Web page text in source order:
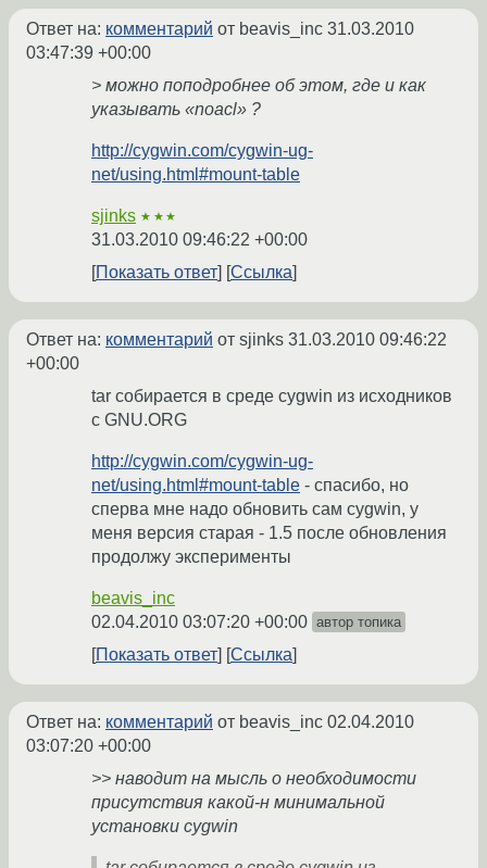
Ответ на: комментарий от beavis_inc 31.03.2010
03:47:39 +00:00
> можно поподробнее об этом, где и как
указывать «noacl» ?
http://cygwin.com/cygwin-ug-
net/using.html#mount-table
sjinks ★★★
31.03.2010 09:46:22 +00:00
Показать ответ
Ссылка
Ответ на: комментарий от sjinks 31.03.2010 09:46:22
+00:00
tar собирается в среде cygwin из исходников
с GNU.ORG
http://cygwin.com/cygwin-ug-
net/using.html#mount-table - спасибо, но
сперва мне надо обновить сам cygwin, у
меня версия старая - 1.5 после обновления
продолжу эксперименты
beavis_inc
02.04.2010 03:07:20 +00:00 автор топика
Показать ответ Ссылка
Ответ на: комментарий от beavis_inc 02.04.2010
03:07:20 +00:00
>> наводит на мысль о необходимости
присутствия какой-н минимальной
установки cygwin